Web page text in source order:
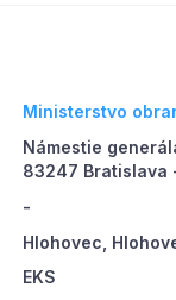
Ministerstvo
Námestie
83247 Bratislava
-
Hlohovec,
EKS